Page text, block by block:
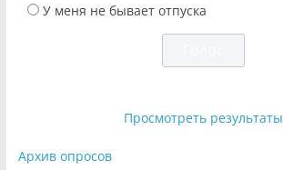
У меня не бывает отпуска
Просмотреть результаты
Архив опросов